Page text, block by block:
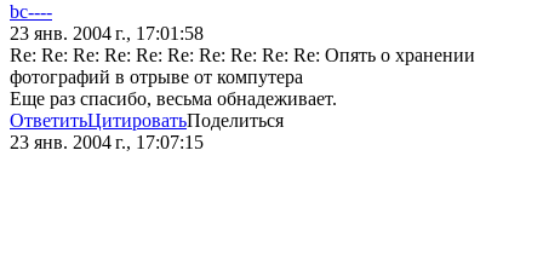
bc----
23 янв. 2004 г., 17:01:58
Re: Re: Re: Re: Re: Re: Re: Re: Re: Re: Опять о хранении
фотографий в отрыве от компутера
Еще раз спасибо, весьма обнадеживает.
ОтветитьЦитироватьПоделиться
23 янв. 2004 г., 17:07:15